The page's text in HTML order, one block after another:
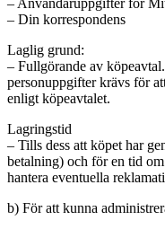
– Din korrespondens
Laglig grund:
– Fullgörande av
personuppgifter krävs för
enligt köpeavtalet.
Lagringstid
– Tills dess att köpet har
betalning) och för en tid
hantera eventuella
b) För att kunna